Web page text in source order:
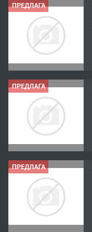
ПРЕДЛАГА
ПРЕДЛАГА
ПРЕДЛАГА